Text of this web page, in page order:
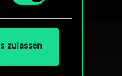
zulassen